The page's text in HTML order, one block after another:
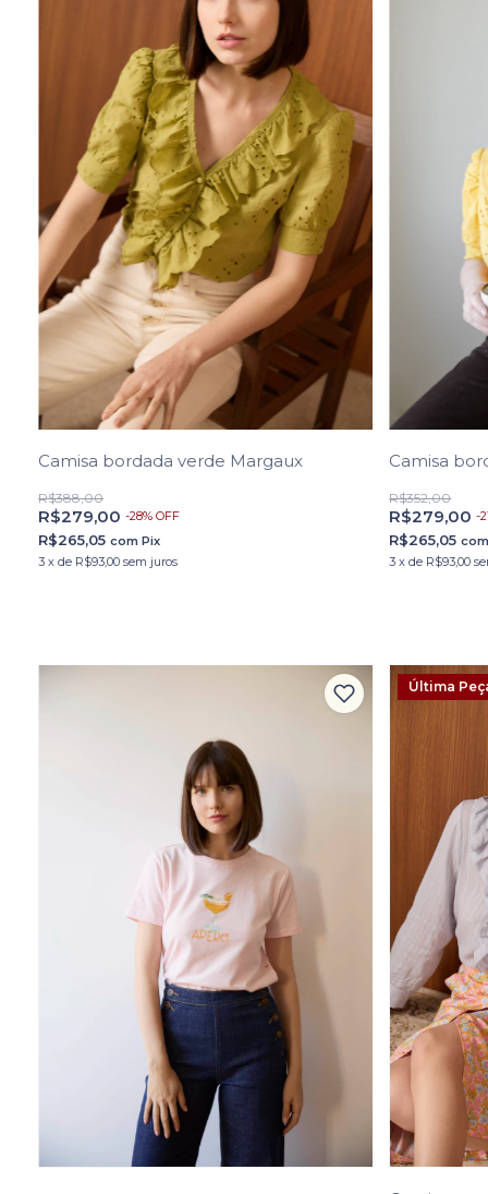
Camisa bordada verde Margaux
R$279,00-28%OFF
R$388,00
R$265,05com Pix
3 xde R$93,00 sem juros
Camisa
R$279,00-
R$352,00
R$265,05
3 xde R$93,00
Última